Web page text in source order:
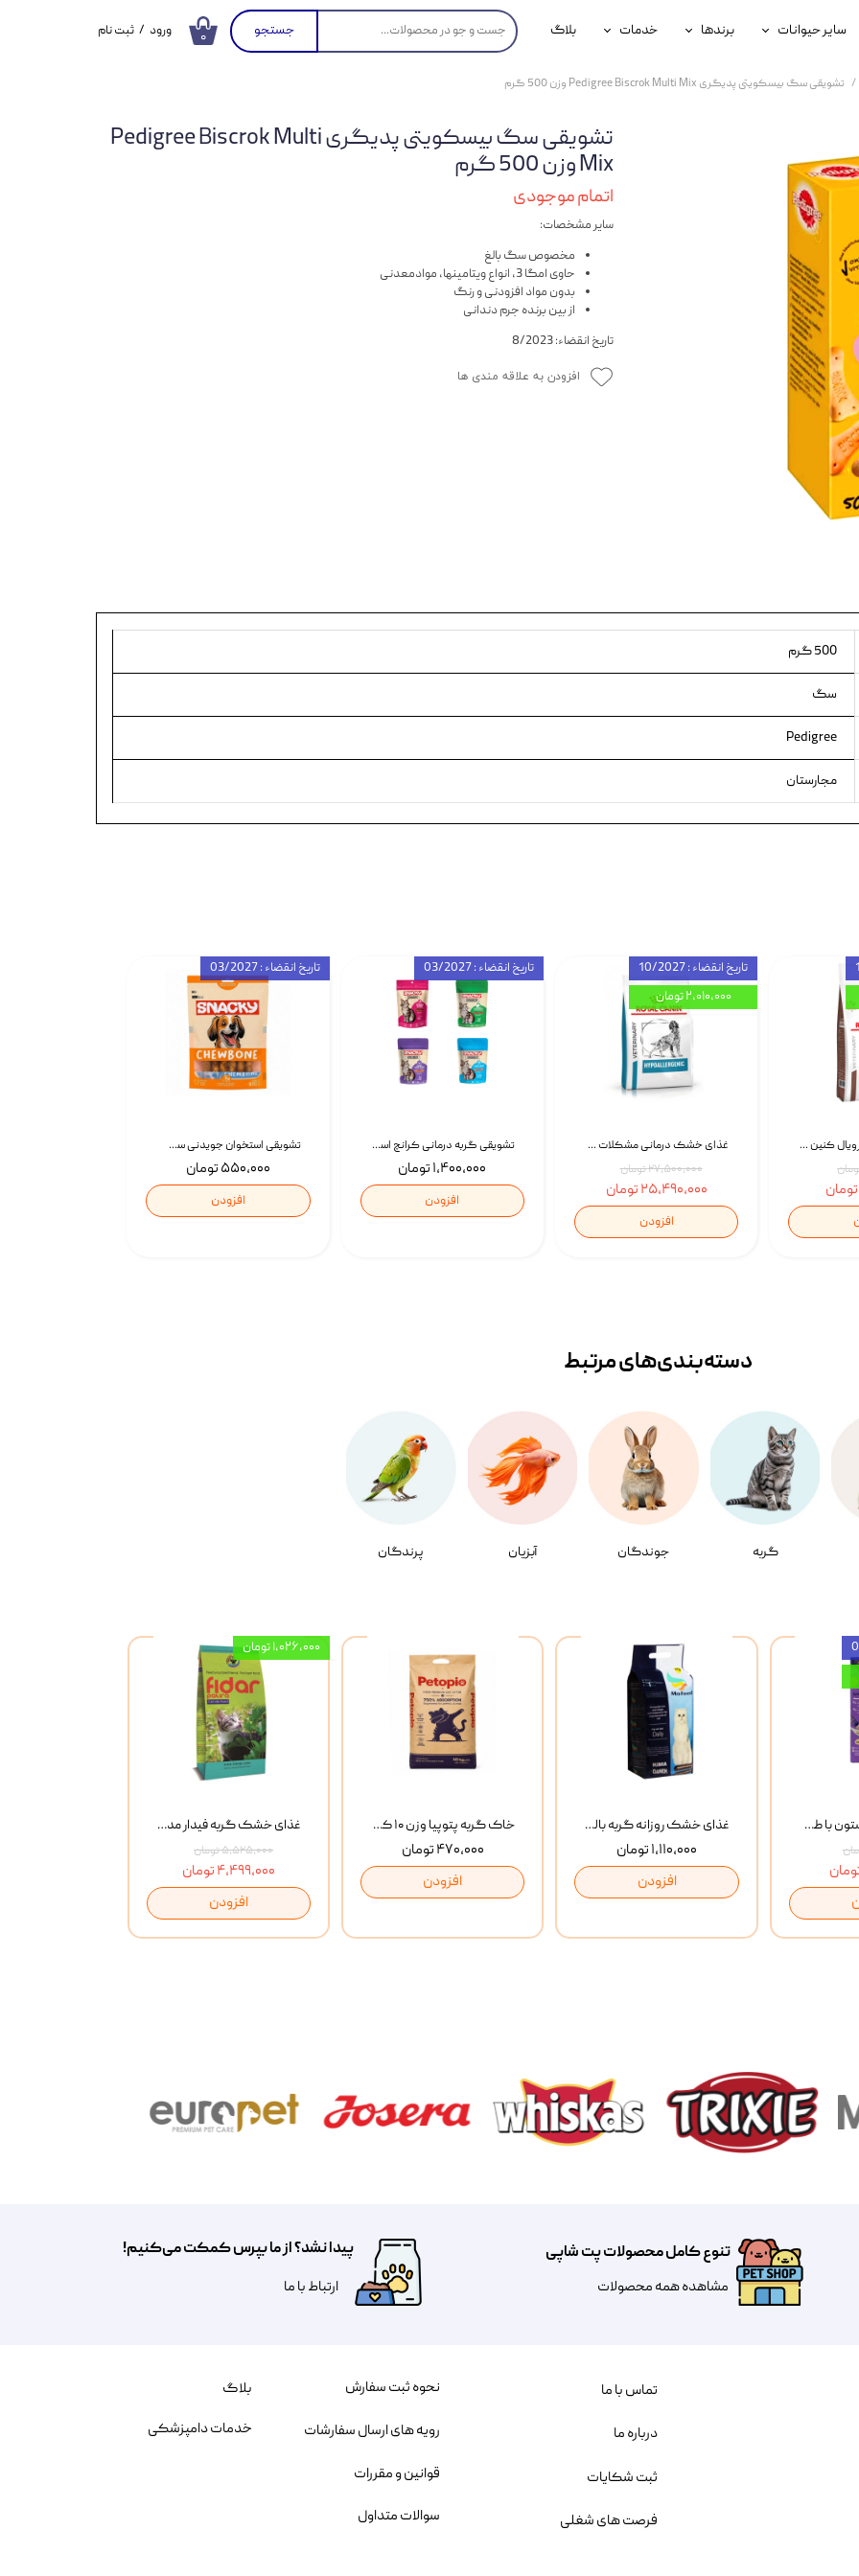
۰ جستجو
سگ
سایر حیوانات
محصولات پرندگان
برندها
جوسرا
خدمات
خدمات آنلاین دامپزشکی
بلاگ ورود / ثبت نام
سفارشات
تشویقی سگ بیسکویتی پدیگری Pedigree Biscrok Multi Mix وزن 500 گرم
تشویقی سگ بیسکویتی پدیگری Pedigree Biscrok Multi
Mix وزن 500 گرم
اتمام موجودی
سایر مشخصات:
مخصوص سگ بالغ
حاوی امگا 3، انواع ویتامینها، موادمعدنی
بدون مواد افزودنی و رنگ
از بین برنده جرم دندانی
تاریخ انقضاء: 8/2023
افزودن به علاقه مندی ها
500 گرم
سگ
Pedigree
مجارستان
تشویقی استخوان جویدنی سگ اسنکی کرانچی با طعم مرغ Snacky Crunchy Munchy وزن 100 گرم
۵۵۰,۰۰۰ تومان
افزودن
تاریخ انقضاء : 03/2027
تشویقی گربه درمانی کرانچ اسنکی با طعم میکس Snacky Crunch Cat Treats وزن 60 گرم بسته 4 عددی
۱,۴۰۰,۰۰۰ تومان
افزودن
تاریخ انقضاء : 03/2027
غذای خشک درمانی مشکلات گوارشی سگ رویال کنین Royal Canin Hypoallergenic وزن 7 کیلوگرم | پت استوک
۲۷,۵۰۰,۰۰۰ تومان
۲۵,۴۹۰,۰۰۰ تومان
افزودن
تاریخ انقضاء : 10/2027
۲,۰۱۰,۰۰۰ تومان
غذای خشک گربه رویال کنین Gastrointestinal Fibre Response وزن 2 کیلوگرم | پت استوک
گربه جوندگان آبزیان پرندگان
دسته‌بندی‌‌های مرتبط
غذای خشک گربه فیدار مدل Adult وزن 10 کیلوگرم
۵,۵۲۵,۰۰۰ تومان
۴,۴۹۹,۰۰۰ تومان
افزودن
۱,۰۲۶,۰۰۰ تومان
خاک گربه پتوپیا وزن ۱۰ کیلوگرم
۴۷۰,۰۰۰ تومان
افزودن
غذای خشک روزانه گربه بالغ مفید MoFeed Adult Daily Cat Food وزن 2 کیلوگرم
۱,۱۱۰,۰۰۰ تومان
افزودن
بستنی گربه وینستون با طعم مرغ و ماهی Winstone Chicken & Fish بسته 8 عددی
تنوع کامل محصولات پت شاپی
مشاهده همه محصولات
پیدا نشد؟ از ما بپرس کمکت می‌کنیم!
​​​ارتباط با ما
نحوه ثبت سفارش
رویه های ارسال سفارشات
قوانین و مقررات
سوالات متداول
تماس با ما
درباره ما
ثبت شکایات
فرصت های شغلی
بلاگ
خدمات دامپزشکی